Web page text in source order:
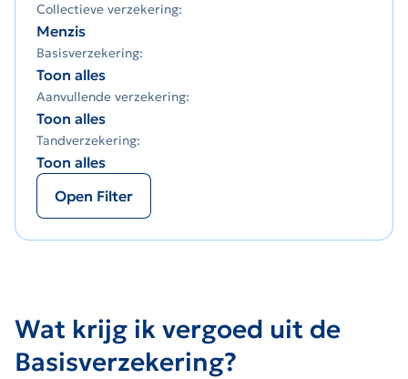
Collectieve verzekering:
Menzis
Basisverzekering:
Toon alles
Aanvullende verzekering:
Toon alles
Tandverzekering:
Toon alles
Open Filter
Wat krijg ik vergoed uit de
Basisverzekering?